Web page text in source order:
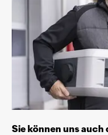
Sie können uns auch